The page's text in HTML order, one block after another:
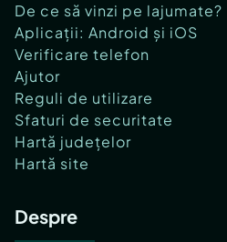
De ce să vinzi pe lajumate?
Aplicații: Android și iOS
Verificare telefon
Ajutor
Reguli de utilizare
Sfaturi de securitate
Hartă județelor
Hartă site
Despre